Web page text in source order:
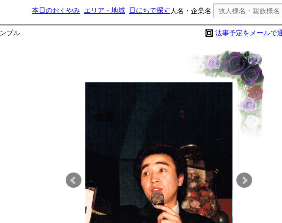
本日のおくやみ エリア・地域 日にちで探す 人名・企業名
プル 法事予定をメールで